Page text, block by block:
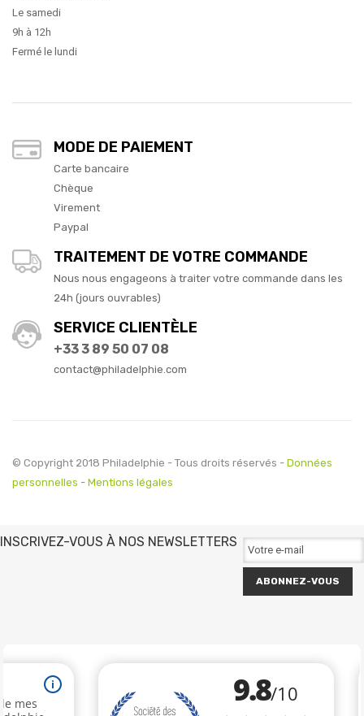
Le samedi
9h à 12h
Fermé le lundi
MODE DE PAIEMENT
Carte bancaire
Chèque
Virement
Paypal
TRAITEMENT DE VOTRE COMMANDE
Nous nous engageons à traiter votre commande dans les
24h (jours ouvrables)
SERVICE CLIENTÈLE
+33 3 89 50 07 08
contact@philadelphie.com
© Copyright 2018 Philadelphie - Tous droits réservés - Données
personnelles - Mentions légales
INSCRIVEZ-VOUS À NOS NEWSLETTERS
ABONNEZ-VOUS